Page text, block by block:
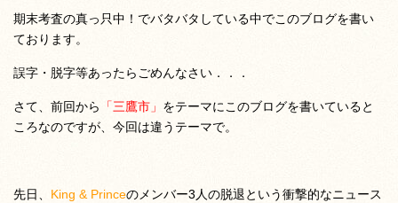
期末考査の真っ只中！でバタバタしている中でこのブログを書い
ております。
誤字・脱字等あったらごめんなさい．．．
さて、前回から 「三鷹市」 をテーマにこのブログを書いていると
ころなのですが、今回は違うテーマで。
先日、 King & Princeのメンバー3人の脱退という衝撃的なニュース